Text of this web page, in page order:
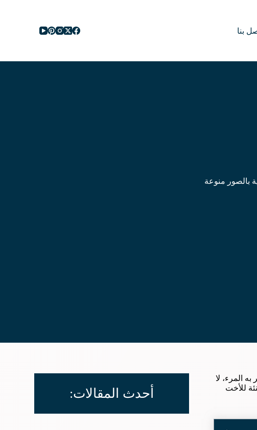
بنا
بالصور منوعة
المرء، لا
للأخت
أحدث المقالات: